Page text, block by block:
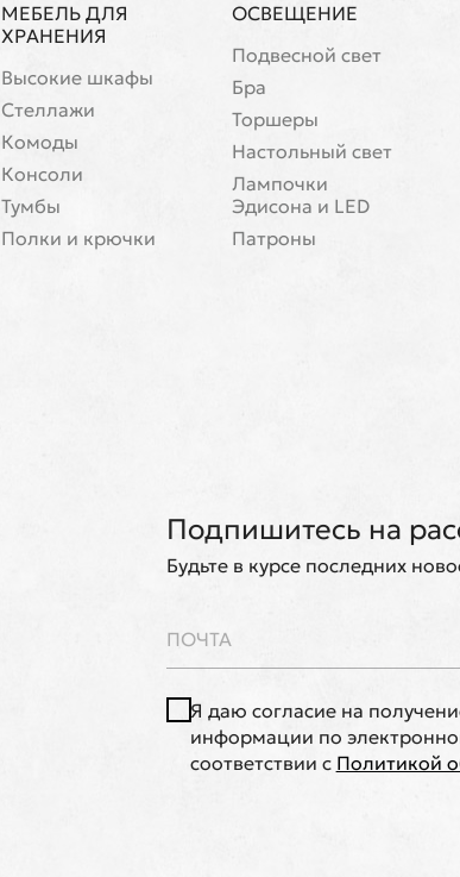
МЕБЕЛЬ ДЛЯ
ХРАНЕНИЯ
Высокие шкафы
Стеллажи
Комоды
Консоли
Тумбы
Полки и крючки
ОСВЕЩЕНИЕ
Подвесной свет
Бра
Торшеры
Настольный свет
Лампочки
Эдисона и LED
Патроны
Подпишитесь на
Будьте в курсе последних
Я даю согласие на
информации по
соответствии с Политикой